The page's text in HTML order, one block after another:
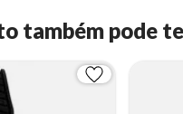
também pode